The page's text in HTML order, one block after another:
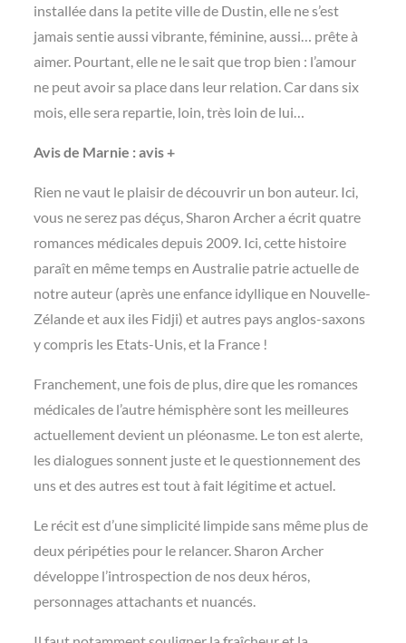
installée dans la petite ville de Dustin, elle ne s’est
jamais sentie aussi vibrante, féminine, aussi… prête à
aimer. Pourtant, elle ne le sait que trop bien : l’amour
ne peut avoir sa place dans leur relation. Car dans six
mois, elle sera repartie, loin, très loin de lui…
Avis de Marnie : avis +
Rien ne vaut le plaisir de découvrir un bon auteur. Ici,
vous ne serez pas déçus, Sharon Archer a écrit quatre
romances médicales depuis 2009. Ici, cette histoire
paraît en même temps en Australie patrie actuelle de
notre auteur (après une enfance idyllique en Nouvelle-
Zélande et aux iles Fidji) et autres pays anglos-saxons
y compris les Etats-Unis, et la France !
Franchement, une fois de plus, dire que les romances
médicales de l’autre hémisphère sont les meilleures
actuellement devient un pléonasme. Le ton est alerte,
les dialogues sonnent juste et le questionnement des
uns et des autres est tout à fait légitime et actuel.
Le récit est d’une simplicité limpide sans même plus de
deux péripéties pour le relancer. Sharon Archer
développe l’introspection de nos deux héros,
personnages attachants et nuancés.